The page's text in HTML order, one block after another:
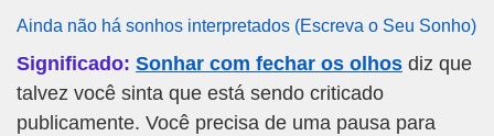
Ainda não há sonhos interpretados (Escreva o Seu Sonho)
Significado: Sonhar com fechar os olhos diz que
talvez você sinta que está sendo criticado
publicamente. Você precisa de uma pausa para